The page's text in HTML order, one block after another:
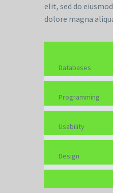
elit, sed do
dolore magna
Databases
Programming
Usability
Design